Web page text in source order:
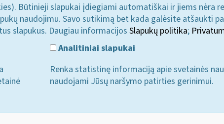
Būtinieji slapukai įdiegiami automatiškai ir jiems nėra
naudojimu. Savo sutikimą bet kada galėsite atšaukti
slapukus. Daugiau informacijos Slapukų politika;
Analitiniai slapukai
Renka statistinę informaciją apie svetainės
naudojami Jūsų naršymo patirties gerinimui.